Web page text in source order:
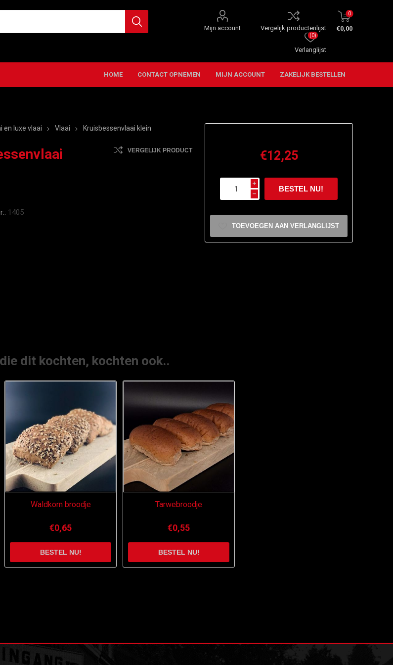
Mijn account Vergelijk productenlijst
Verlanglijst
(0)
0
€0,00
HOME CONTACT OPNEMEN MIJN ACCOUNT ZAKELIJK BESTELLEN
en luxe vlaai Vlaai Kruisbessenvlaai klein
VERGELIJK PRODUCT
1405
€12,25
i
h
TOEVOEGEN AAN VERLANGLIJST
dit kochten, kochten ook..
Waldkorn broodje
€0,65
Tarwebroodje
€0,55